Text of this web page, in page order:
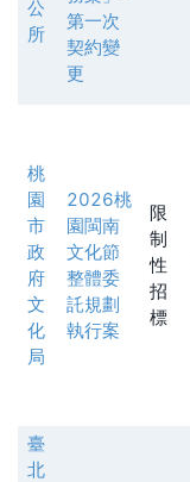
公
所
第一次
契約變
更
桃
園
市
政
府
文
化
局
2026桃
園閩南
文化節
整體委
託規劃
執行案
限
制
性
招
標
臺
北